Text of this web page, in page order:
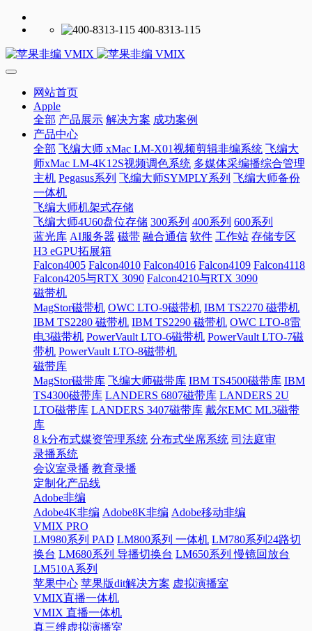
400-8313-115
网站首页
Apple
全部 产品展示 解决方案 成功案例
产品中心
全部 飞编大师 xMac LM-X01视频剪辑非编系统 飞编大
师xMac LM-4K12S视频调色系统 多媒体采编播综合管理
主机 Pegasus系列 飞编大师SYMPLY系列 飞编大师备份
一体机
飞编大师机架式存储
飞编大师4U60盘位存储 300系列 400系列 600系列
蓝光库 AI服务器 磁带 融合通信 软件 工作站 存储专区
H3 eGPU拓展箱
Falcon4005 Falcon4010 Falcon4016 Falcon4109 Falcon4118
Falcon4205与RTX 3090 Falcon4210与RTX 3090
磁带机
MagStor磁带机 OWC LTO-9磁带机 IBM TS2270 磁带机
IBM TS2280 磁带机 IBM TS2290 磁带机 OWC LTO-8雷
电3磁带机 PowerVault LTO-6磁带机 PowerVault LTO-7磁
带机 PowerVault LTO-8磁带机
磁带库
MagStor磁带库 飞编大师磁带库 IBM TS4500磁带库 IBM
TS4300磁带库 LANDERS 6807磁带库 LANDERS 2U
LTO磁带库 LANDERS 3407磁带库 戴尔EMC ML3磁带
库
8 k分布式媒资管理系统 分布式坐席系统 司法庭审
录播系统
会议室录播 教育录播
定制化产品线
Adobe非编
Adobe4K非编 Adobe8K非编 Adobe移动非编
VMIX PRO
LM980系列 PAD LM800系列 一体机 LM780系列24路切
换台 LM680系列 导播切换台 LM650系列 慢镜回放台
LM510A系列
苹果中心 苹果版dit解决方案 虚拟演播室
VMIX直播一体机
VMIX 直播一体机
真三维虚拟演播室